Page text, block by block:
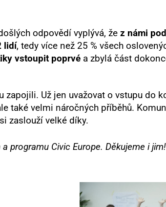
odpovědí vyplývá, že z námi
lidí, tedy více než 25 % všech
vstoupit poprvé a zbylá část
Už jen uvažovat o vstupu do
také velmi náročných příběhů.
zaslouží velké díky.
programu Civic Europe. Děkujeme i jim!